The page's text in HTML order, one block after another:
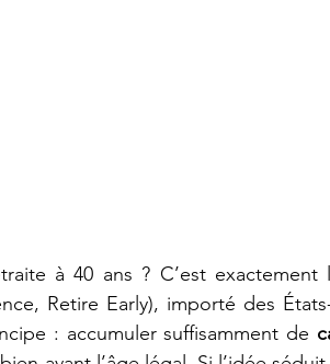
Retire Early), importé des
: accumuler suffisamment de